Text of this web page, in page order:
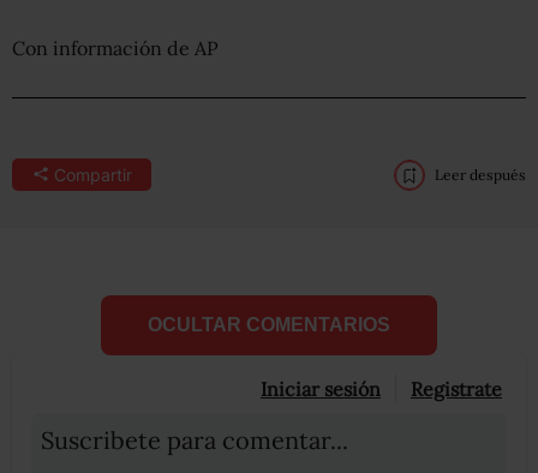
Con información de AP
Compartir Leer después
OCULTAR COMENTARIOS
Iniciar sesión Registrate
Suscribete para comentar...